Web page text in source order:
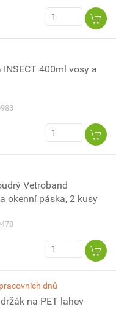
INSECT 400ml vosy a
Vetroband
okenní páska, 2 kusy
dnů
na PET lahev